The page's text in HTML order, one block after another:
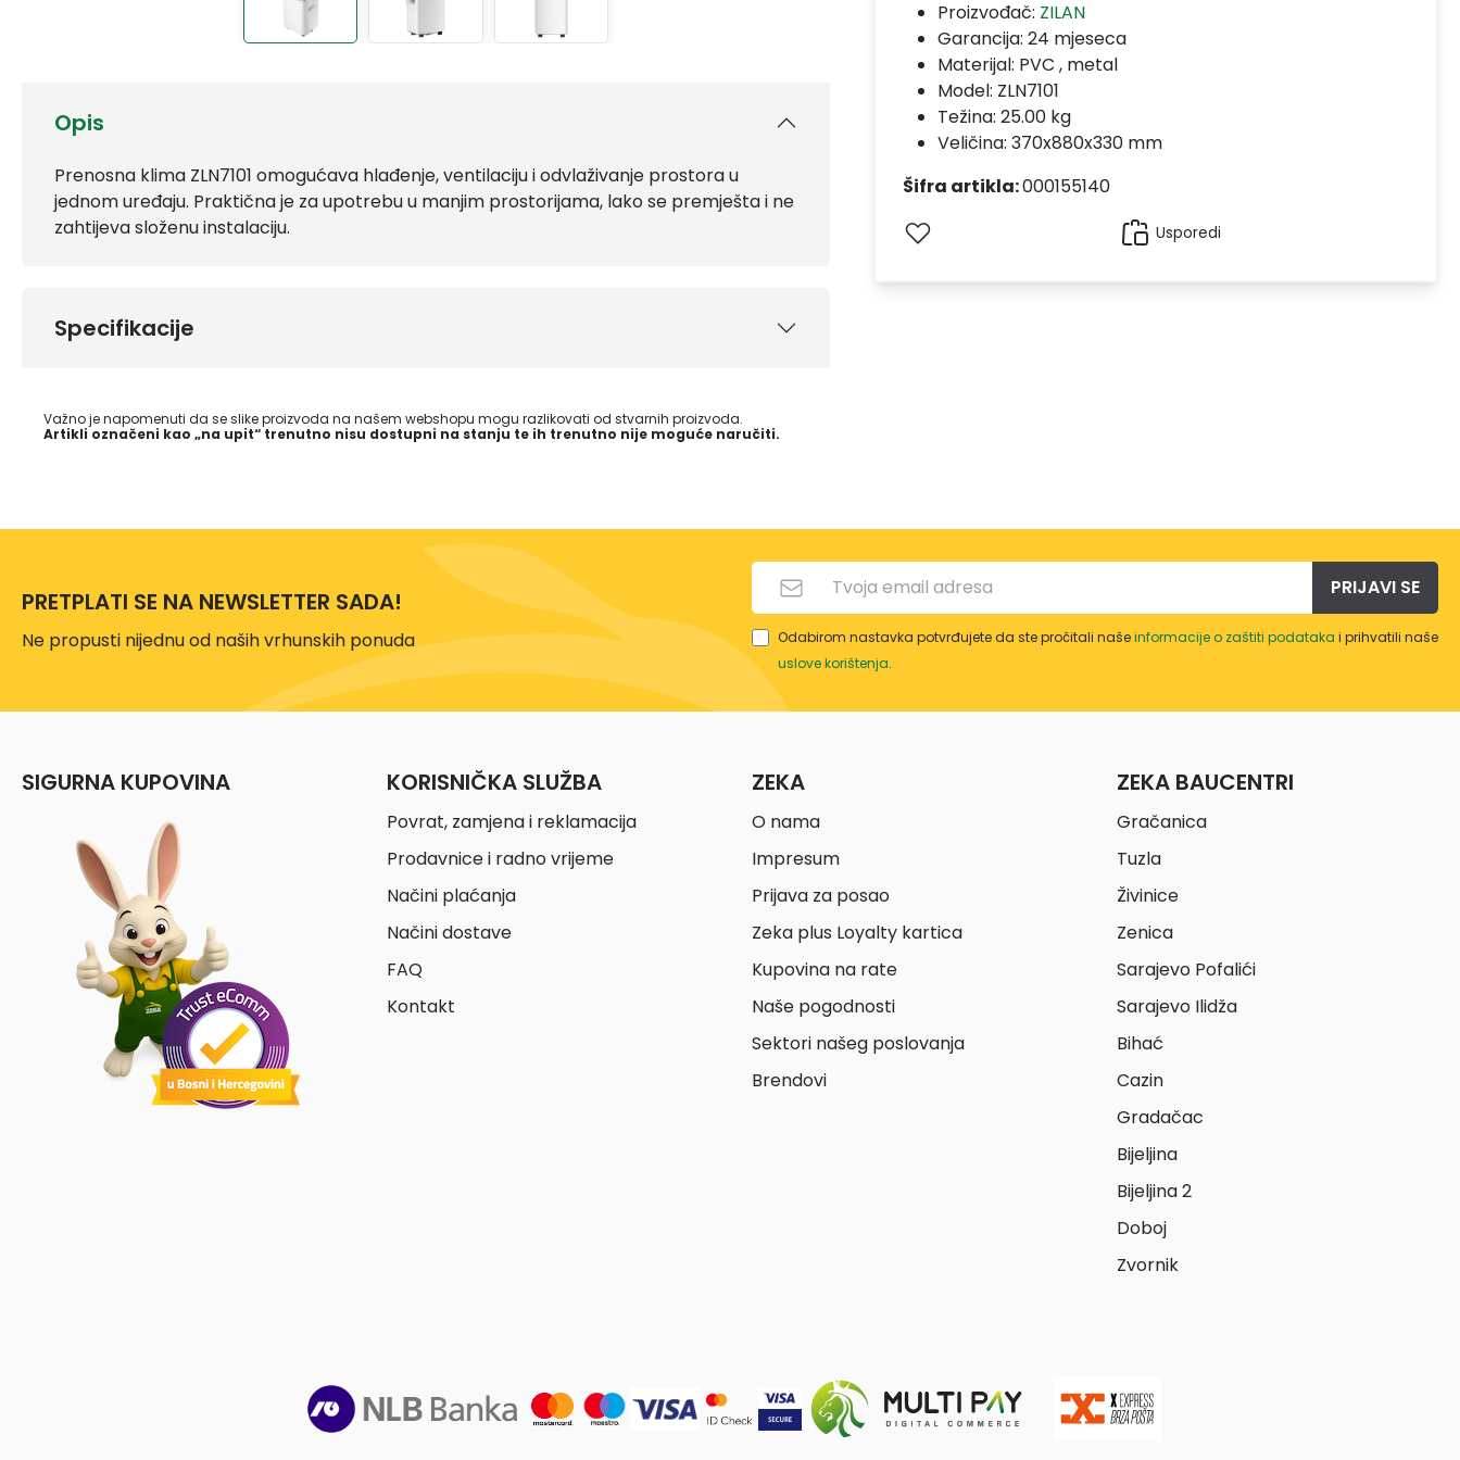
Opis
Prenosna klima ZLN7101 omogućava hlađenje, ventilaciju i odvlaživanje prostora u
jednom uređaju. Praktična je za upotrebu u manjim prostorijama, lako se premješta i ne
zahtijeva složenu instalaciju.
Specifikacije
Važno je napomenuti da se slike proizvoda na našem webshopu mogu razlikovati od stvarnih proizvoda.
Artikli označeni kao „na upit“ trenutno nisu dostupni na stanju te ih trenutno nije moguće naručiti.
Proizvođač: ZILAN
Garancija: 24 mjeseca
Materijal: PVC , metal
Model: ZLN7101
Težina: 25.00 kg
Veličina: 370x880x330 mm
Šifra artikla:000155140
Usporedi
PRETPLATI SE NA NEWSLETTER SADA!
Ne propusti nijednu od naših vrhunskih ponuda
PRIJAVI SE
Odabirom nastavka potvrđujete da ste pročitali našeinformacije o zaštiti podataka i prihvatili naše
uslove korištenja.
SIGURNA KUPOVINA KORISNIČKA SLUŽBA
Povrat, zamjena i reklamacija
Prodavnice i radno vrijeme
Načini plaćanja
Načini dostave
FAQ
Kontakt
ZEKA
O nama
Impresum
Prijava za posao
Zeka plus Loyalty kartica
Kupovina na rate
Naše pogodnosti
Sektori našeg poslovanja
Brendovi
ZEKA BAUCENTRI
Gračanica
Tuzla
Živinice
Zenica
Sarajevo Pofalići
Sarajevo Ilidža
Bihać
Cazin
Gradačac
Bijeljina
Bijeljina 2
Doboj
Zvornik